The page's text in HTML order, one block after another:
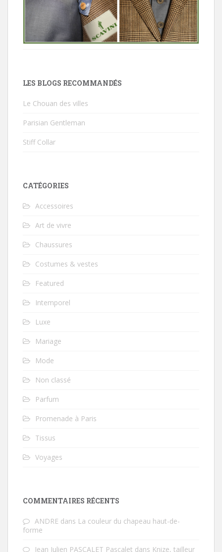
LES BLOGS RECOMMANDÉS
Le Chouan des villes
Parisian Gentleman
Stiff Collar
CATÉGORIES
Accessoires
Art de vivre
Chaussures
Costumes & vestes
Featured
Intemporel
Luxe
Mariage
Mode
Non classé
Parfum
Promenade à Paris
Tissus
Voyages
COMMENTAIRES RÉCENTS
ANDRE dans La couleur du chapeau haut-de-
forme
Jean Julien PASCALET Pascalet dans Knize, tailleur